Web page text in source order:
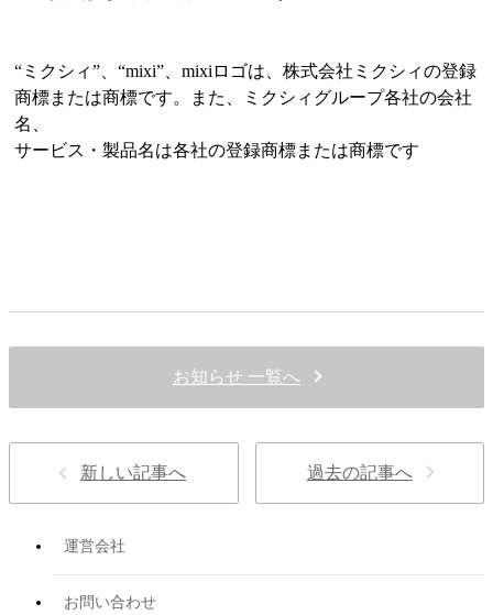
“ミクシィ”、“mixi”、mixiロゴは、株式会社ミクシィの登録
商標または商標です。また、ミクシィグループ各社の会社
名、
サービス・製品名は各社の登録商標または商標です
お知らせ 一覧へ
新しい記事へ 過去の記事へ
運営会社
お問い合わせ